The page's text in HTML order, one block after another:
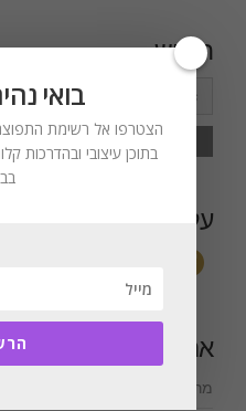
חיפוש
עקבו אחריי
ארכיונים
מרץ 2021
בואי
הצטרפו אל רשימת
בתוכן עיצובי ובהדרכות